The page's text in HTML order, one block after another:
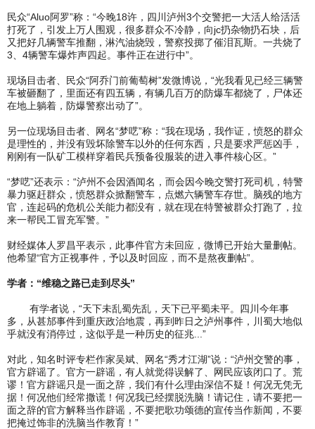
民众“Aluo阿罗”称：“今晚18许，四川泸州3个交警把一大活人给活活
打死了，引发上万人围观，很多群众不冷静，向jc扔杂物扔石块，后
又把好几辆警车推翻，淋汽油烧毁，警察投掷了催泪瓦斯。一共烧了
3、4辆警车爆炸声四起。事件正在进行中”。
现场目击者、民众“阿乔门前葡萄树”发微博说，“光我看见已经三辆警
车被砸翻了，里面还有四五辆，有辆几百万的防爆车都烧了，尸体还
在地上躺着，防爆警察出动了”。
另一位现场目击者、网名“梦呓”称：“我在现场，我作证，愤怒的群众
是理性的，并没有毁坏除警车以外的任何东西，只是要求严惩凶手，
刚刚有一队矿工模样穿着民兵预备役服装的进入事件核心区。”
“梦呓”还表示：“泸州不会因酒闻名，而会因今晚交警打死司机，特警
暴力驱赶群众，愤怒群众掀翻警车，点燃六辆警车存世。脑残的地方
官，连起码的危机公关能力都没有，就在现在特警被群众打跑了，拉
来一帮民工冒充军警。”
财经媒体人罗昌平表示，此事件官方未回应，微博已开始大量删帖。
他希望“官方正视事件，予以及时回应，而不是熬夜删帖”。
学者：“维稳之路已走到尽头”
有学者说，“天下未乱蜀先乱，天下已平蜀未平。四川今年事
多，从甚邡事件到重庆政治地震，再到昨日之泸州事件，川蜀大地似
乎就没有消停过，这似乎是一种历史的征兆...”
对此，知名时评专栏作家吴斌、网名“秀才江湖”说：“泸州交警的事，
官方辟谣了。官方一辟谣，有人就觉得误解了、网民应该闭口了。荒
谬！官方辟谣只是一面之辞，我们有什么理由深信不疑！何况无凭无
据！何况他们经常撒谎！何况我已经摆脱洗脑！请记住，请不要把一
面之辞的官方解释当作辟谣，不要把歌功颂德的宣传当作新闻，不要
把掩过饰非的洗脑当作教育！”